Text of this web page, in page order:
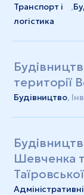
Транспорт і
логістика
території
Будівництво,
Шевченка